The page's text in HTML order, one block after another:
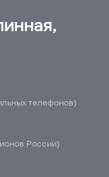
телефонов)
России)